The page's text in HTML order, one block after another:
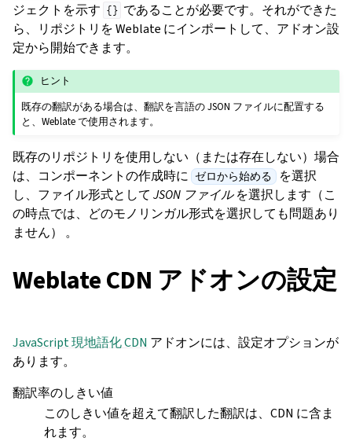
ジェクトを示す {} であることが必要です。それができた
ら、リポジトリを Weblate にインポートして、アドオン設
定から開始できます。
ヒント
既存の翻訳がある場合は、翻訳を言語の JSON ファイルに配置する
と、Weblate で使用されます。
既存のリポジトリを使用しない（または存在しない）場合
は、コンポーネントの作成時に ゼロから始める を選択
し、ファイル形式として JSON ファイルを選択します（こ
の時点では、どのモノリンガル形式を選択しても問題あり
ません） 。
Weblate CDN アドオンの設定
JavaScript 現地語化 CDN アドオンには、設定オプションが
あります。
翻訳率のしきい値
このしきい値を超えて翻訳した翻訳は、CDN に含ま
れます。